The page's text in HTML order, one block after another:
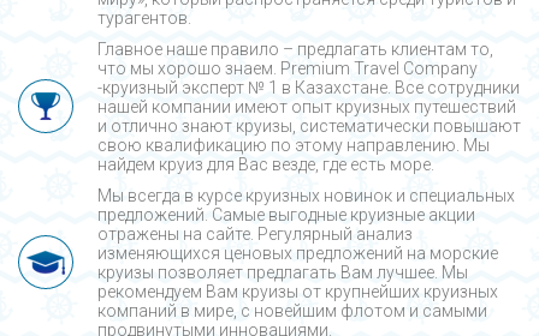
турагентов.
Главное наше правило – предлагать клиентам то,
что мы хорошо знаем. Premium Travel Company
-круизный эксперт № 1 в Казахстане. Все сотрудники
нашей компании имеют опыт круизных путешествий
и отлично знают круизы, систематически повышают
свою квалификацию по этому направлению. Мы
найдем круиз для Вас везде, где есть море.
Мы всегда в курсе круизных новинок и специальных
предложений. Самые выгодные круизные акции
отражены на сайте. Регулярный анализ
изменяющихся ценовых предложений на морские
круизы позволяет предлагать Вам лучшее. Мы
рекомендуем Вам круизы от крупнейших круизных
компаний в мире, с новейшим флотом и самыми
продвинутыми инновациями.